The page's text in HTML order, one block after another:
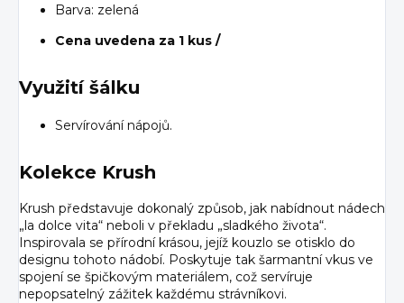
Barva: zelená
Cena uvedena za 1 kus /
Využití šálku
Servírování nápojů.
Kolekce Krush
Krush představuje dokonalý způsob, jak nabídnout nádech
„la dolce vita“ neboli v překladu „sladkého života“.
Inspirovala se přírodní krásou, jejíž kouzlo se otisklo do
designu tohoto nádobí. Poskytuje tak šarmantní vkus ve
spojení se špičkovým materiálem, což servíruje
nepopsatelný zážitek každému strávníkovi.